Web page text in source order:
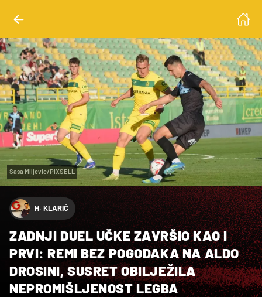
Sasa Miljevic/PIXSELL
H. KLARIĆ
ZADNJI DUEL UČKE ZAVRŠIO KAO I
PRVI: REMI BEZ POGODAKA NA ALDO
DROSINI, SUSRET OBILJEŽILA
NEPROMIŠLJENOST LEGBA